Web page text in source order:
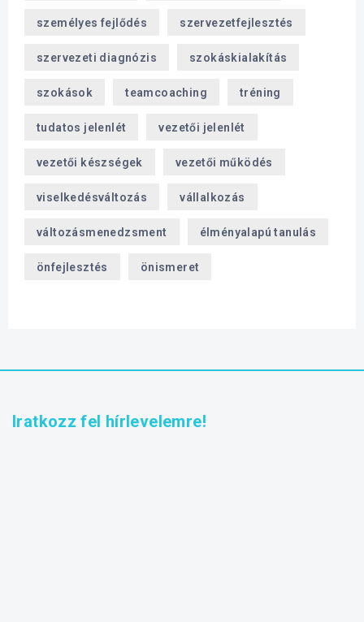
személyes fejlődés szervezetfejlesztés
szervezeti diagnózis szokáskialakítás
szokások teamcoaching tréning
tudatos jelenlét vezetői jelenlét
vezetői készségek vezetői működés
viselkedésváltozás vállalkozás
változásmenedzsment élményalapú tanulás
önfejlesztés önismeret
Iratkozz fel hírlevelemre!